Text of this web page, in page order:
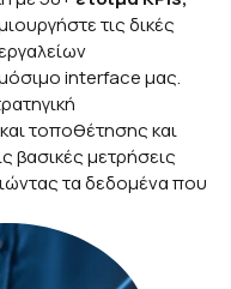
τις δικές
interface μας.
τοποθέτησης και
βασικές μετρήσεις
τα δεδομένα που